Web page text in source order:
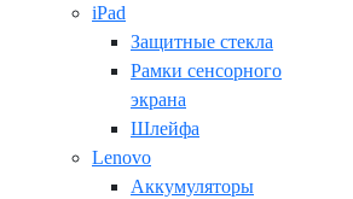
iPad
Защитные стекла
Рамки сенсорного
экрана
Шлейфа
Lenovo
Аккумуляторы